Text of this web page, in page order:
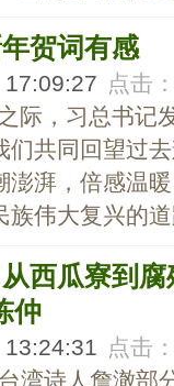
贺词有感
点击
际，习总书记
们共同回望过
湃，倍感温
伟大复兴的
西瓜寮到
仲
点击
湾诗人詹澈部